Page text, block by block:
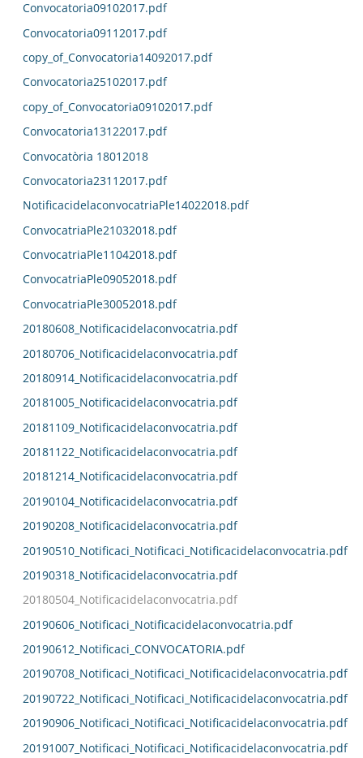
Convocatoria09102017.pdf
Convocatoria09112017.pdf
copy_of_Convocatoria14092017.pdf
Convocatoria25102017.pdf
copy_of_Convocatoria09102017.pdf
Convocatoria13122017.pdf
Convocatòria 18012018
Convocatoria23112017.pdf
NotificacidelaconvocatriaPle14022018.pdf
ConvocatriaPle21032018.pdf
ConvocatriaPle11042018.pdf
ConvocatriaPle09052018.pdf
ConvocatriaPle30052018.pdf
20180608_Notificacidelaconvocatria.pdf
20180706_Notificacidelaconvocatria.pdf
20180914_Notificacidelaconvocatria.pdf
20181005_Notificacidelaconvocatria.pdf
20181109_Notificacidelaconvocatria.pdf
20181122_Notificacidelaconvocatria.pdf
20181214_Notificacidelaconvocatria.pdf
20190104_Notificacidelaconvocatria.pdf
20190208_Notificacidelaconvocatria.pdf
20190510_Notificaci_Notificaci_Notificacidelaconvocatria.pdf
20190318_Notificacidelaconvocatria.pdf
20180504_Notificacidelaconvocatria.pdf
20190606_Notificaci_Notificacidelaconvocatria.pdf
20190612_Notificaci_CONVOCATORIA.pdf
20190708_Notificaci_Notificaci_Notificacidelaconvocatria.pdf
20190722_Notificaci_Notificaci_Notificacidelaconvocatria.pdf
20190906_Notificaci_Notificaci_Notificacidelaconvocatria.pdf
20191007_Notificaci_Notificaci_Notificacidelaconvocatria.pdf